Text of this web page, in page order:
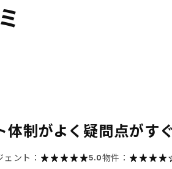
体制がよく疑問点がす
ェント： 5.0物件：